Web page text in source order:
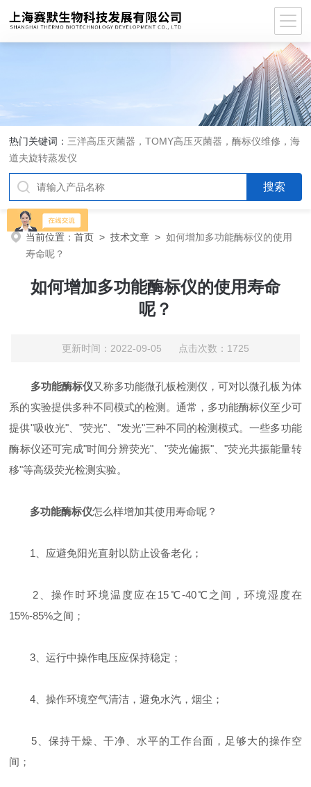
热门关键词： 三洋高压灭菌器，TOMY高压灭菌器，酶标仪维修，海
道夫旋转蒸发仪
当前位置：首页 >技术文章 >如何增加多功能酶标仪的使用
寿命呢？
如何增加多功能酶标仪的使用寿命
呢？
更新时间：2022-09-05 点击次数：1725
多功能酶标仪又称多功能微孔板检测仪，可对以微孔板为体
系的实验提供多种不同模式的检测。通常，多功能酶标仪至少可
提供"吸收光"、"荧光"、"发光"三种不同的检测模式。一些多功能
酶标仪还可完成"时间分辨荧光"、"荧光偏振"、"荧光共振能量转
移"等高级荧光检测实验。
多功能酶标仪怎么样增加其使用寿命呢？
1、应避免阳光直射以防止设备老化；
2、操作时环境温度应在15℃-40℃之间，环境湿度在
15%-85%之间；
3、运行中操作电压应保持稳定；
4、操作环境空气清洁，避免水汽，烟尘；
5、保持干燥、干净、水平的工作台面，足够大的操作空
间；